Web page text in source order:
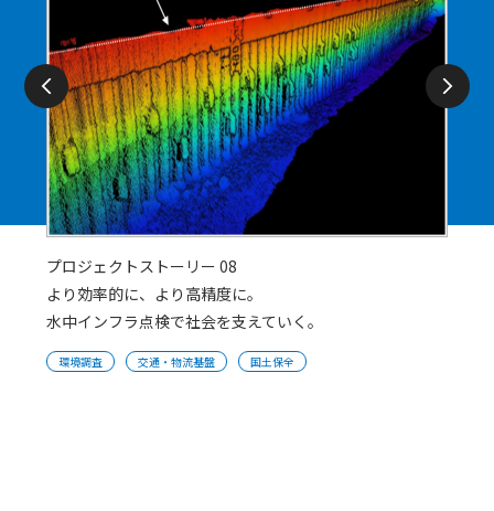
プロジェクトストーリー 08
より効率的に、より高精度に。
水中インフラ点検で社会を支えていく。
環境調査 交通・物流基盤 国⼟保全